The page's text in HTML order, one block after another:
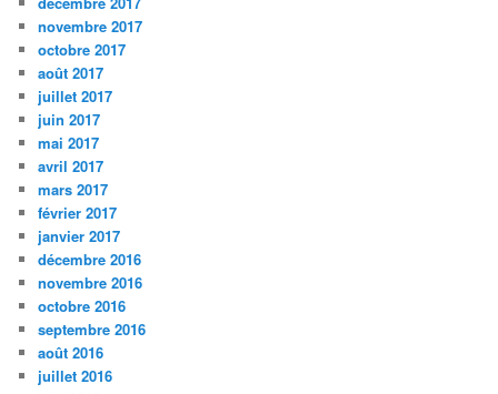
novembre 2017
octobre 2017
août 2017
juillet 2017
juin 2017
mai 2017
avril 2017
mars 2017
février 2017
janvier 2017
décembre 2016
novembre 2016
octobre 2016
septembre 2016
août 2016
juillet 2016